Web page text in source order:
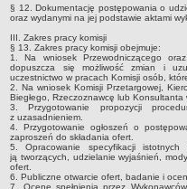
Rejestr działalności
Zarządzenia Burmistrza
Obwieszczenia
FINANSE GMINY
Budżet
Wykonanie Budżetu
Opinie Regionalnej Izby
Kontrola Zarządcza
ZAMÓWIENIA PUBLICZNE
§ 12. Dokumentację postępowania o
oraz wydanymi na jej podstawie aktami
III. Zakres pracy komisji
§ 13. Zakres pracy komisji obejmuje:
1. Na wniosek Przewodniczącego
dopuszcza się możliwość zmian i
uczestnictwo w pracach Komisji osób,
2. Na wniosek Komisji Przetargowej,
Biegłego, Rzeczoznawcę lub Konsultanta
3. Przygotowanie propozycji
z uzasadnieniem.
4. Przygotowanie ogłoszeń o
zaproszeń do składania ofert.
5. Opracowanie specyfikacji
ją tworzących, udzielanie wyjaśnień,
ofert.
6. Publiczne otwarcie ofert, badanie i
7. Ocenę spełnienia przez